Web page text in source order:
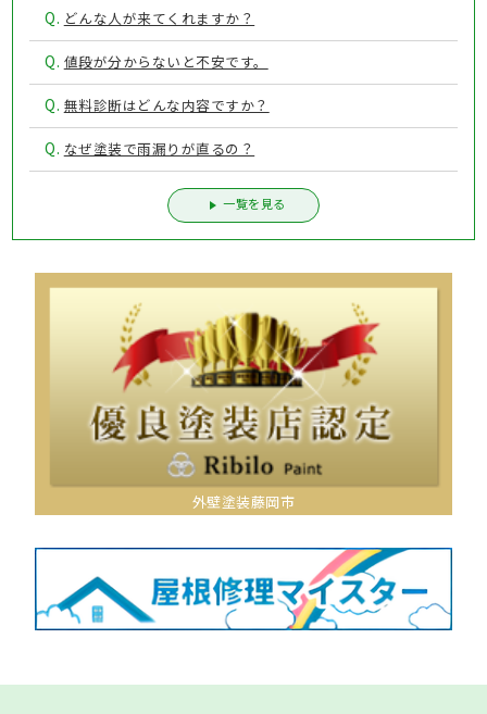
Q. どんな人が来てくれますか？
Q. 値段が分からないと不安です。
Q. 無料診断はどんな内容ですか？
Q. なぜ塗装で雨漏りが直るの？
一覧を見る
外壁塗装藤岡市